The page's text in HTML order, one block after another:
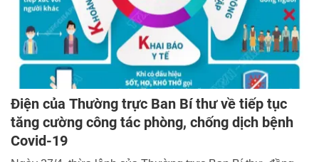
Điện của Thường trực Ban Bí thư về tiếp tục
tăng cường công tác phòng, chống dịch bệnh
Covid-19